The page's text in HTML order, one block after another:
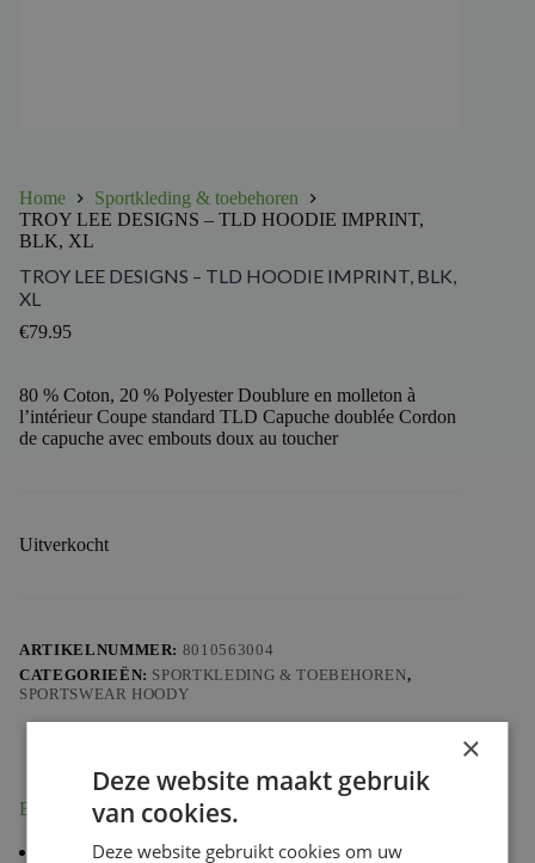
Home
Sportkleding & toebehoren
TROY LEE DESIGNS – TLD HOODIE IMPRINT,
BLK, XL
TROY LEE DESIGNS – TLD HOODIE IMPRINT, BLK,
XL
€79.95
80 % Coton, 20 % Polyester Doublure en molleton à
l’intérieur Coupe standard TLD Capuche doublée Cordon
de capuche avec embouts doux au toucher
Uitverkocht
ARTIKELNUMMER: 8010563004
CATEGORIEËN: SPORTKLEDING & TOEBEHOREN,
SPORTSWEAR HOODY
Beschrijving
80 % Coton, 20 % Polyester
×
Deze website maakt gebruik
van cookies.
Deze website gebruikt cookies om uw